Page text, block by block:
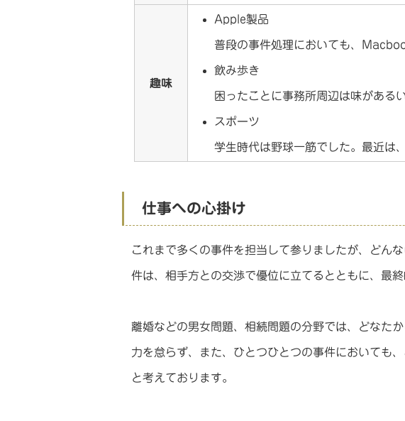
趣味
Apple製品
普段の事件処理においても、
飲み歩き
困ったことに事務所周辺は味がある
スポーツ
学生時代は野球一筋でした。 最近は
仕事への心掛け
これまで多くの事件を担当して参りましたが、どん
件は、相手方との交渉で優位に立てるとともに、最
離婚などの男女問題、相続問題の分野では、どなた
力を怠らず、また、ひとつひとつの事件においても
と考えております。